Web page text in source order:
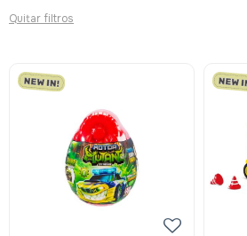
Quitar filtros